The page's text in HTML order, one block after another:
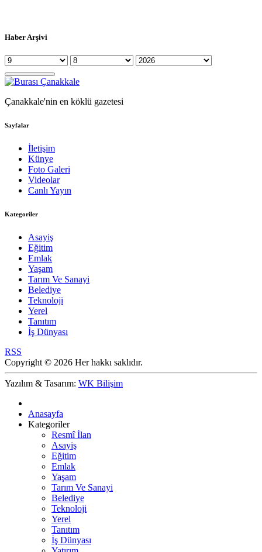
Haber Arşivi
Çanakkale'nin en köklü gazetesi
Sayfalar
İletişim
Künye
Foto Galeri
Videolar
Canlı Yayın
Kategoriler
Asayiş
Eğitim
Emlak
Yaşam
Tarım Ve Sanayi
Belediye
Teknoloji
Yerel
Tanıtım
İş Dünyası
RSS
Copyright © 2026 Her hakkı saklıdır.
Yazılım & Tasarım: WK Bilişim
Anasayfa
Kategoriler
Resmî İlan
Asayiş
Eğitim
Emlak
Yaşam
Tarım Ve Sanayi
Belediye
Teknoloji
Yerel
Tanıtım
İş Dünyası